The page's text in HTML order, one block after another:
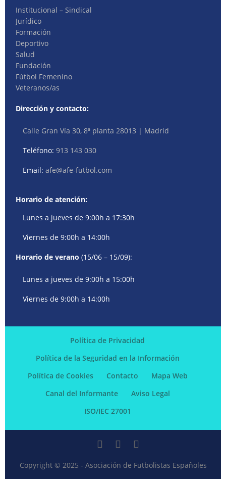
Institucional – Sindical
Jurídico
Formación
Deportivo
Salud
Fundación
Fútbol Femenino
Veteranos/as
Dirección y contacto:
Calle Gran Vía 30, 8ª planta 28013 | Madrid
Teléfono:913 143 030
Email:afe@afe-futbol.com
Horario de atención:
Lunes a jueves de 9:00h a 17:30h
Viernes de 9:00h a 14:00h
Horario de verano (15/06 – 15/09):
Lunes a jueves de 9:00h a 15:00h
Viernes de 9:00h a 14:00h
Política de Privacidad
Política de la Seguridad en la Información
Política de Cookies
Contacto
Mapa Web
Canal del Informante
Aviso Legal
ISO/IEC 27001
Copyright © 2025 - Asociación de Futbolistas Españoles